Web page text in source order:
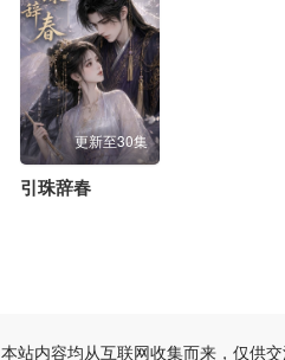
更新至30集
引珠辞春
本站内容均从互联网收集而来，仅供